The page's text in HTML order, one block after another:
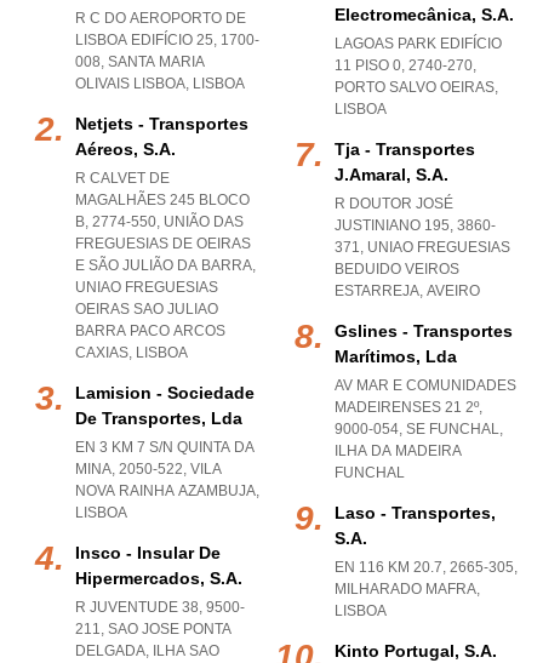
R C DO AEROPORTO DE
LISBOA EDIFÍCIO 25, 1700-
008, SANTA MARIA
OLIVAIS LISBOA, LISBOA
Netjets - Transportes
Aéreos, S.a.
R CALVET DE
MAGALHÃES 245 BLOCO
B, 2774-550, UNIÃO DAS
FREGUESIAS DE OEIRAS
E SÃO JULIÃO DA BARRA,
UNIAO FREGUESIAS
OEIRAS SAO JULIAO
BARRA PACO ARCOS
CAXIAS, LISBOA
Lamision - Sociedade
De Transportes, Lda
EN 3 KM 7 S/N QUINTA DA
MINA, 2050-522, VILA
NOVA RAINHA AZAMBUJA,
LISBOA
Insco - Insular De
Hipermercados, S.a.
R JUVENTUDE 38, 9500-
211, SAO JOSE PONTA
DELGADA, ILHA SAO
Electromecânica, S.a.
LAGOAS PARK EDIFÍCIO
11 PISO 0, 2740-270,
PORTO SALVO OEIRAS,
LISBOA
Tja - Transportes
J.amaral, S.a.
R DOUTOR JOSÉ
JUSTINIANO 195, 3860-
371, UNIAO FREGUESIAS
BEDUIDO VEIROS
ESTARREJA, AVEIRO
Gslines - Transportes
Marítimos, Lda
AV MAR E COMUNIDADES
MADEIRENSES 21 2º,
9000-054, SE FUNCHAL,
ILHA DA MADEIRA
FUNCHAL
Laso - Transportes,
S.a.
EN 116 KM 20.7, 2665-305,
MILHARADO MAFRA,
LISBOA
Kinto Portugal, S.a.